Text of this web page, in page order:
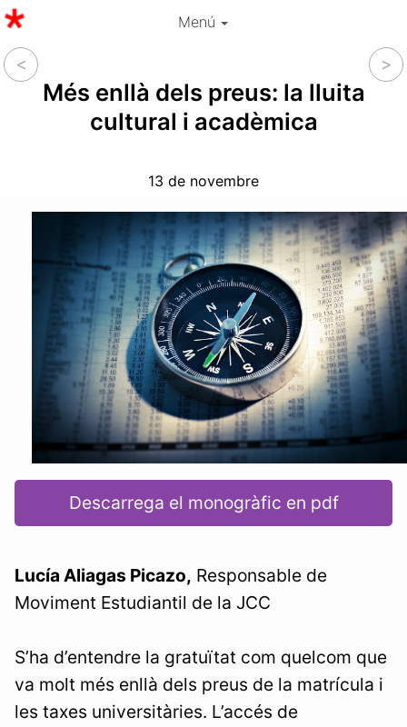
Menú
Més enllà dels preus: la lluita
cultural i acadèmica
13 de novembre
Descarrega el monogràfic en pdf
Lucía Aliagas Picazo, Responsable de
Moviment Estudiantil de la JCC
S’ha d’entendre la gratuïtat com quelcom que
va molt més enllà dels preus de la matrícula i
les taxes universitàries. L’accés de